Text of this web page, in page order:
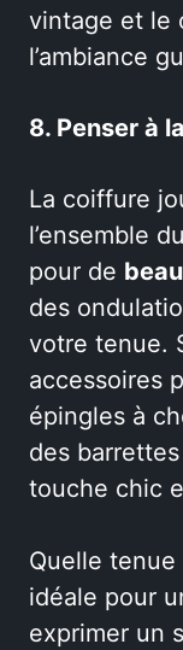
vintage et le
l’ambiance
8. Penser à
La coiffure
l’ensemble
pour de
des
votre tenue.
accessoires
épingles à
des
touche chic
Quelle
idéale pour
exprimer un